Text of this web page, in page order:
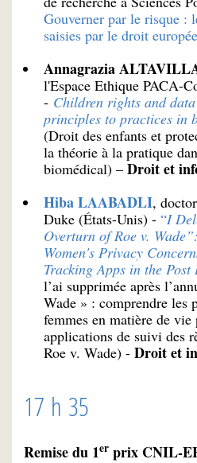
Gouverner par le risque :
saisies par le droit
Annagrazia
l'Espace Ethique PACA-
- Children rights and
principles to practices in
(Droit des enfants et
la théorie à la pratique
biomédical) – Droit et
Hiba LAABADLI,
Duke (États-Unis) - “I
Overturn of Roe v.
Women's Privacy
Tracking Apps in the Post
l’ai supprimée après
Wade » : comprendre les
femmes en matière de
applications de suivi des
Roe v. Wade) - Droit et
17 h 35
Remise du 1er prix CNIL-